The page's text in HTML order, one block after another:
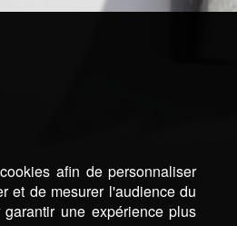
afin de personnaliser
et de mesurer l'audience du
une expérience plus